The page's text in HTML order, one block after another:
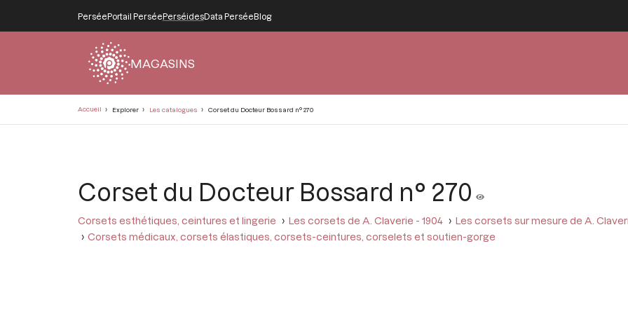
PerséePortail PerséePerséidesData PerséeBlog
MAGASINS
Accueil Explorer Les catalogues Corset du Docteur Bossard n° 270
Corset du Docteur Bossard n° 270
Corsets esthétiques, ceintures et lingerie Les corsets de A. Claverie - 1904
Les corsets sur mesure de A.
Corsets médicaux, corsets élastiques, corsets-ceintures, corselets et soutien-gorge